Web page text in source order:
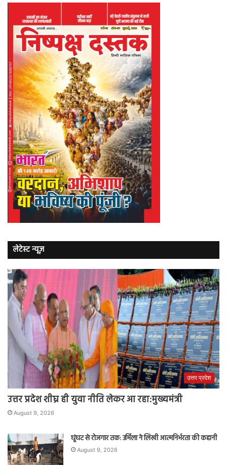
लेटेस्ट न्यूज़
उत्तर प्रदेश
उत्तर प्रदेश शीघ्र ही युवा नीति लेकर आ रहा:मुख्यमंत्री
August 9, 2026
घूंघट से रोजगार तक: उर्मिला ने लिखी आत्मनिर्भरता की कहानी
August 9, 2026